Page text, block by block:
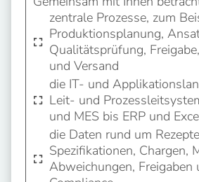
zentrale Prozesse, zum
Produktionsplanung,
Qualitätsprüfung,
und Versand
die IT- und
Leit- und
und MES bis ERP und
die Daten rund um
Spezifikationen, Chargen,
Abweichungen, Freigaben